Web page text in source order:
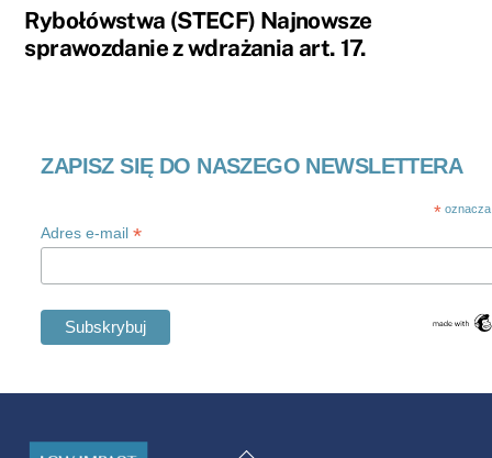
Rybołówstwa (STECF) Najnowsze
sprawozdanie z wdrażania art. 17.
ZAPISZ SIĘ DO NASZEGO NEWSLETTERA
*
Adres e-mail*
Powrót
Swedish